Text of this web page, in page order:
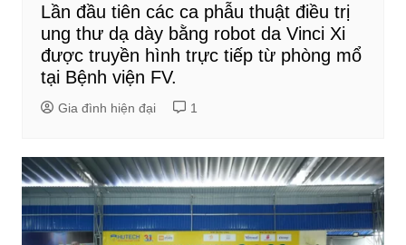
Lần đầu tiên các ca phẫu thuật điều trị
ung thư dạ dày bằng robot da Vinci Xi
được truyền hình trực tiếp từ phòng mổ
tại Bệnh viện FV.
Gia đình hiện đại 1